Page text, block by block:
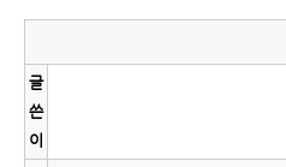
글
쓴
이